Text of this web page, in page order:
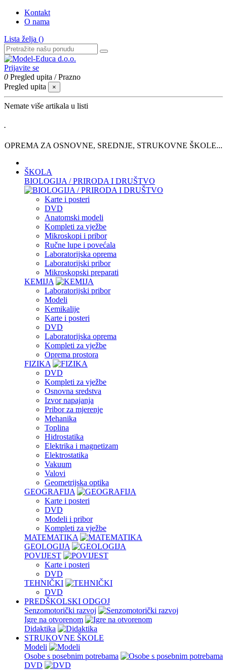
Kontakt
O nama
Lista želja ()
Prijavite se
0 Pregled upita /Prazno
Pregled upita
×
Nemate više artikala u listi
.
OPREMA ZA OSNOVNE, SREDNJE, STRUKOVNE ŠKOLE...
ŠKOLA
BIOLOGIJA / PRIRODA I DRUŠTVO
Karte i posteri
DVD
Anatomski modeli
Kompleti za vježbe
Mikroskopi i pribor
Ručne lupe i povećala
Laboratorijska oprema
Laboratorijski pribor
Mikroskopski preparati
KEMIJA
Laboratorijski pribor
Modeli
Kemikalije
Karte i posteri
DVD
Laboratorijska oprema
Kompleti za vježbe
Oprema prostora
FIZIKA
DVD
Kompleti za vježbe
Osnovna sredstva
Izvor napajanja
Pribor za mjerenje
Mehanika
Toplina
Hidrostatika
Elektrika i magnetizam
Elektrostatika
Vakuum
Valovi
Geometrijska optika
GEOGRAFIJA
Karte i posteri
DVD
Modeli i pribor
Kompleti za vježbe
MATEMATIKA
GEOLOGIJA
POVIJEST
Karte i posteri
DVD
TEHNIČKI
DVD
PREDŠKOLSKI ODGOJ
Senzomotorički razvoj
Igre na otvorenom
Didaktika
STRUKOVNE ŠKOLE
Modeli
Osobe s posebnim potrebama
DVD